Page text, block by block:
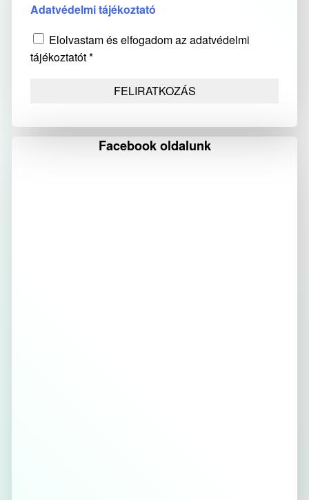
Adatvédelmi tájékoztató
Elolvastam és elfogadom az adatvédelmi
tájékoztatót *
Facebook oldalunk